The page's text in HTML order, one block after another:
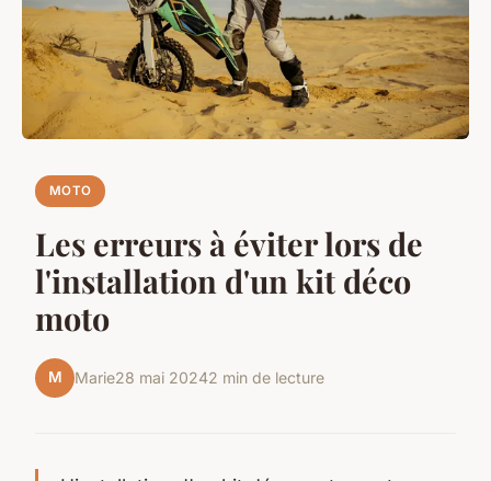
MOTO
Les erreurs à éviter lors de
l'installation d'un kit déco
moto
M Marie28 mai 20242 min de lecture